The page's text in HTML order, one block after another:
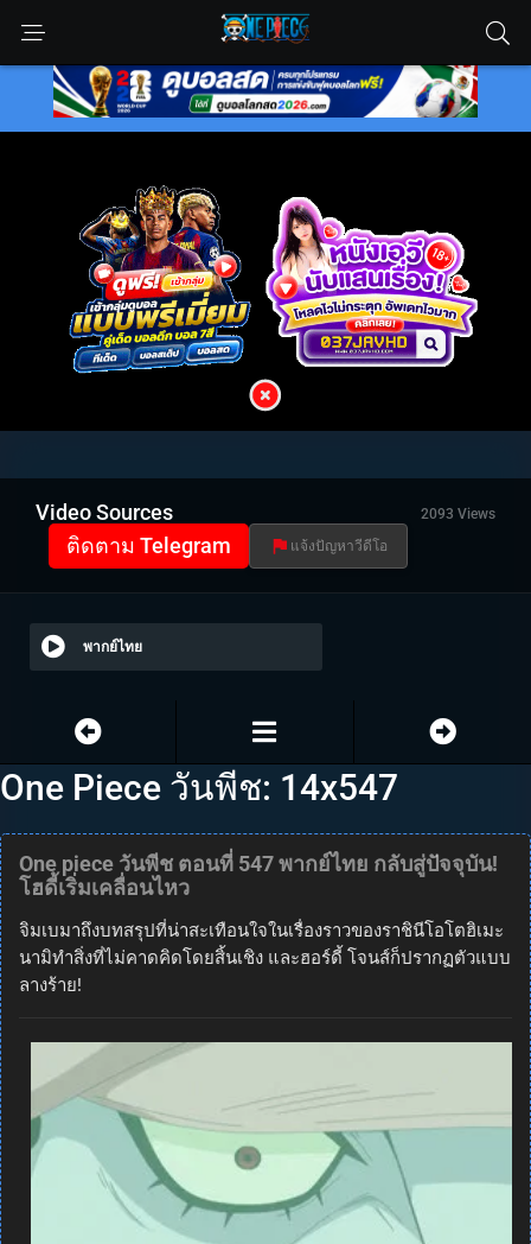
Video Sources 2093 Views
ติดตาม Telegram แจ้งปัญหาวีดีโอ
พากย์ไทย
One Piece วันพีช: 14x547
One piece วันพีช ตอนที่ 547 พากย์ไทย กลับสู่ปัจจุบัน!
โฮดี้เริ่มเคลื่อนไหว
จิมเบมาถึงบทสรุปที่น่าสะเทือนใจในเรื่องราวของราชินีโอโตฮิเมะ
นามิทำสิ่งที่ไม่คาดคิดโดยสิ้นเชิง และฮอร์ดี้ โจนส์ก็ปรากฏตัวแบบ
ลางร้าย!